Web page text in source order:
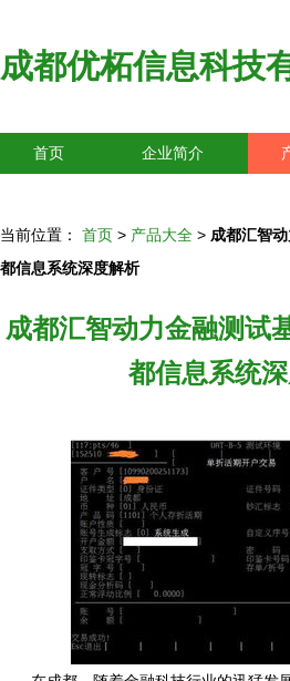
成都优柘信息科技
首页 企业简介
当前位置： 首页 > 产品大全 > 成都汇智
都信息系统深度解析
成都汇智动力金融测试
都信息系统